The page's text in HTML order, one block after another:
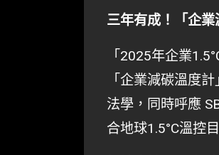
三年有成！「企
「2025年企業
「企業減碳溫度
法學，同時呼應
合地球1.5°C溫控